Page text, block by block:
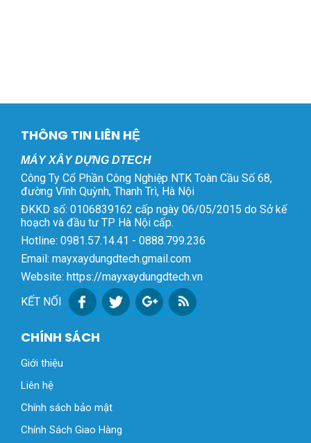
THÔNG TIN LIÊN HỆ
MÁY XÂY DỰNG DTECH
Công Ty Cổ Phần Công Nghiệp NTK Toàn Cầu Số 68,
đường Vĩnh Quỳnh, Thanh Trì, Hà Nội
ĐKKD số: 0106839162 cấp ngày 06/05/2015 do Sở kế
hoạch và đầu tư TP Hà Nội cấp.
Hotline: 0981.57.14.41 - 0888.799.236
Email: mayxaydungdtech.gmail.com
Website: https://mayxaydungdtech.vn
KẾT NỐI
CHÍNH SÁCH
Giới thiệu
Liên hệ
Chính sách bảo mật
Chính Sách Giao Hàng